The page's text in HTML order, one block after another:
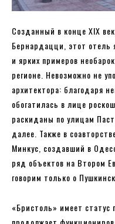
Созданный в конце XIX
Бернардацци, этот отель
и ярких примеров
регионе. Невозможно не
архитектора: благодаря
обогатилась в лице
раскиданы по улицам
далее. Также в
Минкус, создавший в
ряд объектов на Втором
говорим только о
«Бристоль» имеет статус